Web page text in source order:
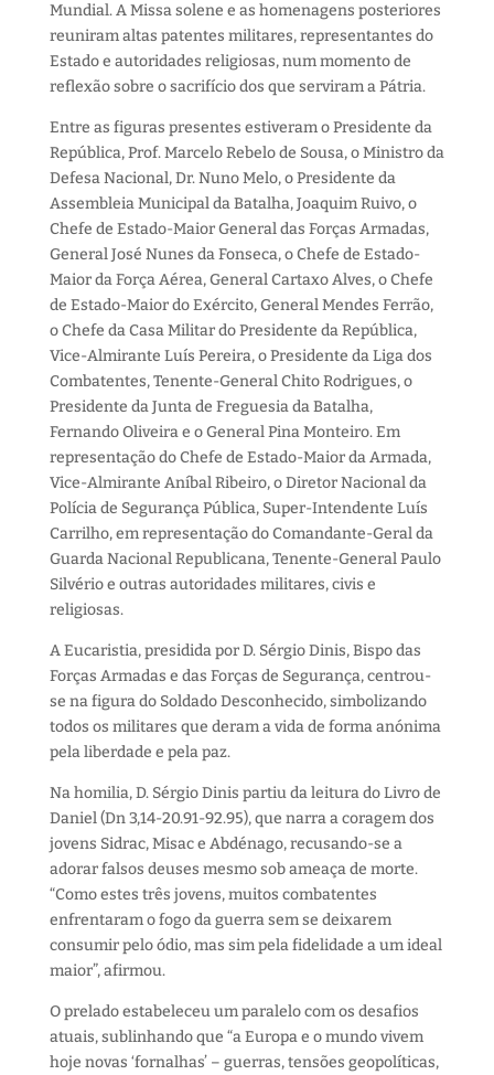
Mundial. A Missa solene e as homenagens posteriores
reuniram altas patentes militares, representantes do
Estado e autoridades religiosas, num momento de
reflexão sobre o sacrifício dos que serviram a Pátria.
Entre as figuras presentes estiveram o Presidente da
República, Prof. Marcelo Rebelo de Sousa, o Ministro da
Defesa Nacional, Dr. Nuno Melo, o Presidente da
Assembleia Municipal da Batalha, Joaquim Ruivo, o
Chefe de Estado-Maior General das Forças Armadas,
General José Nunes da Fonseca, o Chefe de Estado-
Maior da Força Aérea, General Cartaxo Alves, o Chefe
de Estado-Maior do Exército, General Mendes Ferrão,
o Chefe da Casa Militar do Presidente da República,
Vice-Almirante Luís Pereira, o Presidente da Liga dos
Combatentes, Tenente-General Chito Rodrigues, o
Presidente da Junta de Freguesia da Batalha,
Fernando Oliveira e o General Pina Monteiro. Em
representação do Chefe de Estado-Maior da Armada,
Vice-Almirante Aníbal Ribeiro, o Diretor Nacional da
Polícia de Segurança Pública, Super-Intendente Luís
Carrilho, em representação do Comandante-Geral da
Guarda Nacional Republicana, Tenente-General Paulo
Silvério e outras autoridades militares, civis e
religiosas.
A Eucaristia, presidida por D. Sérgio Dinis, Bispo das
Forças Armadas e das Forças de Segurança, centrou-
se na figura do Soldado Desconhecido, simbolizando
todos os militares que deram a vida de forma anónima
pela liberdade e pela paz.
Na homilia, D. Sérgio Dinis partiu da leitura do Livro de
Daniel (Dn 3,14-20.91-92.95), que narra a coragem dos
jovens Sidrac, Misac e Abdénago, recusando-se a
adorar falsos deuses mesmo sob ameaça de morte.
“Como estes três jovens, muitos combatentes
enfrentaram o fogo da guerra sem se deixarem
consumir pelo ódio, mas sim pela fidelidade a um ideal
maior”, afirmou.
O prelado estabeleceu um paralelo com os desafios
atuais, sublinhando que “a Europa e o mundo vivem
hoje novas ‘fornalhas’ – guerras, tensões geopolíticas,